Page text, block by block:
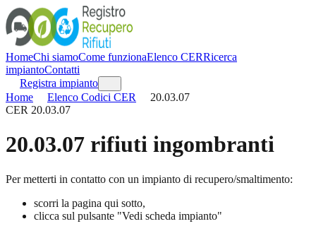
HomeChi siamoCome funzionaElenco CERRicerca
impiantoContatti
Registra impianto
Home
Elenco Codici CER
20.03.07
CER 20.03.07
20.03.07 rifiuti ingombranti
Per metterti in contatto con un impianto di recupero/smaltimento:
scorri la pagina qui sotto,
clicca sul pulsante "Vedi scheda impianto"